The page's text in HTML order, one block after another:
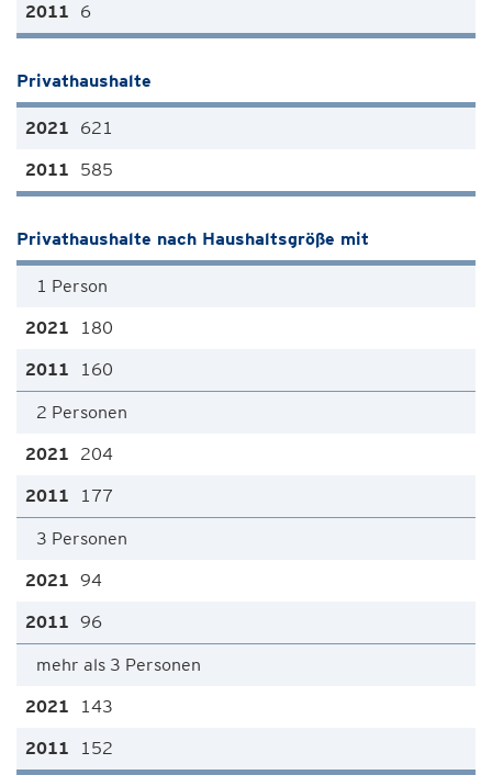
6
Privathaushalte
621
585
Privathaushalte nach Haushaltsgröße mit
1 Person
180
160
2 Personen
204
177
3 Personen
94
96
mehr als 3 Personen
143
152